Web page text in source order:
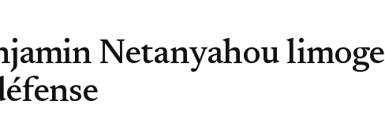
Netanyahou limoge